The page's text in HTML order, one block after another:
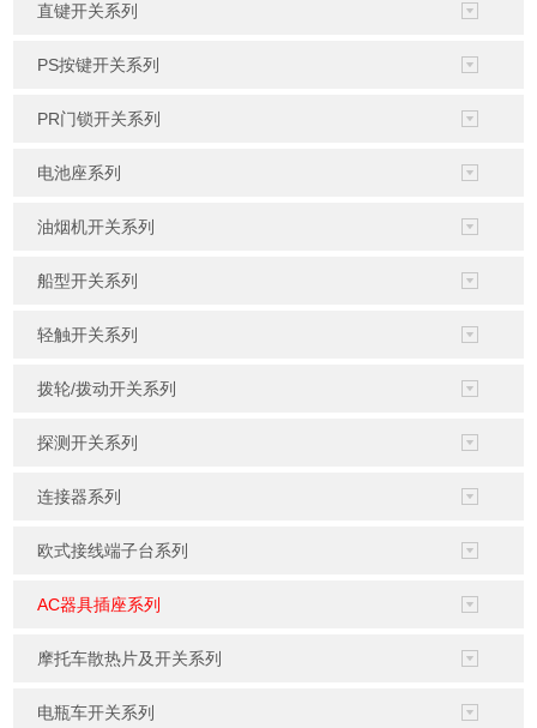
直键开关系列
PS按键开关系列
PR门锁开关系列
电池座系列
油烟机开关系列
船型开关系列
轻触开关系列
拨轮/拨动开关系列
探测开关系列
连接器系列
欧式接线端子台系列
AC器具插座系列
摩托车散热片及开关系列
电瓶车开关系列